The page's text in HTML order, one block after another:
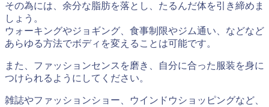
その為には、余分な脂肪を落とし、たるんだ体を引き締めま
しょう。
ウォーキングやジョギング、食事制限やジム通い、などなど
あらゆる方法でボディを変えることは可能です。
また、ファッションセンスを磨き、自分に合った服装を身に
つけられるようにしてください。
雑誌やファッションショー、ウインドウショッピングなど、